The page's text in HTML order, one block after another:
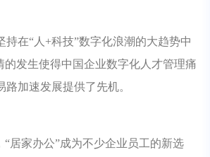
持在“人+科技”数字化浪潮的大趋势中
的发生使得中国企业数字化人才管理痛
路加速发展提供了先机。
“居家办公”成为不少企业员工的新选